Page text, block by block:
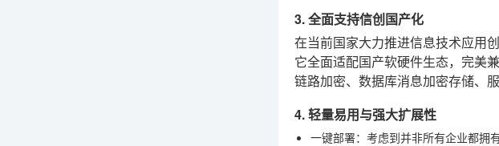
3. 全面支持信创国产化
在当前国家大力推进信息技术应用
它全面适配国产软硬件生态，完美
链路加密、数据库消息加密存储、
4. 轻量易用与强大扩展性
一键部署：考虑到并非所有企业都拥